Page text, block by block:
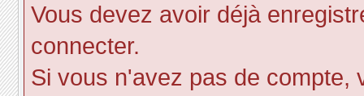
Vous devez avoir déjà
connecter.
Si vous n'avez pas de compte,